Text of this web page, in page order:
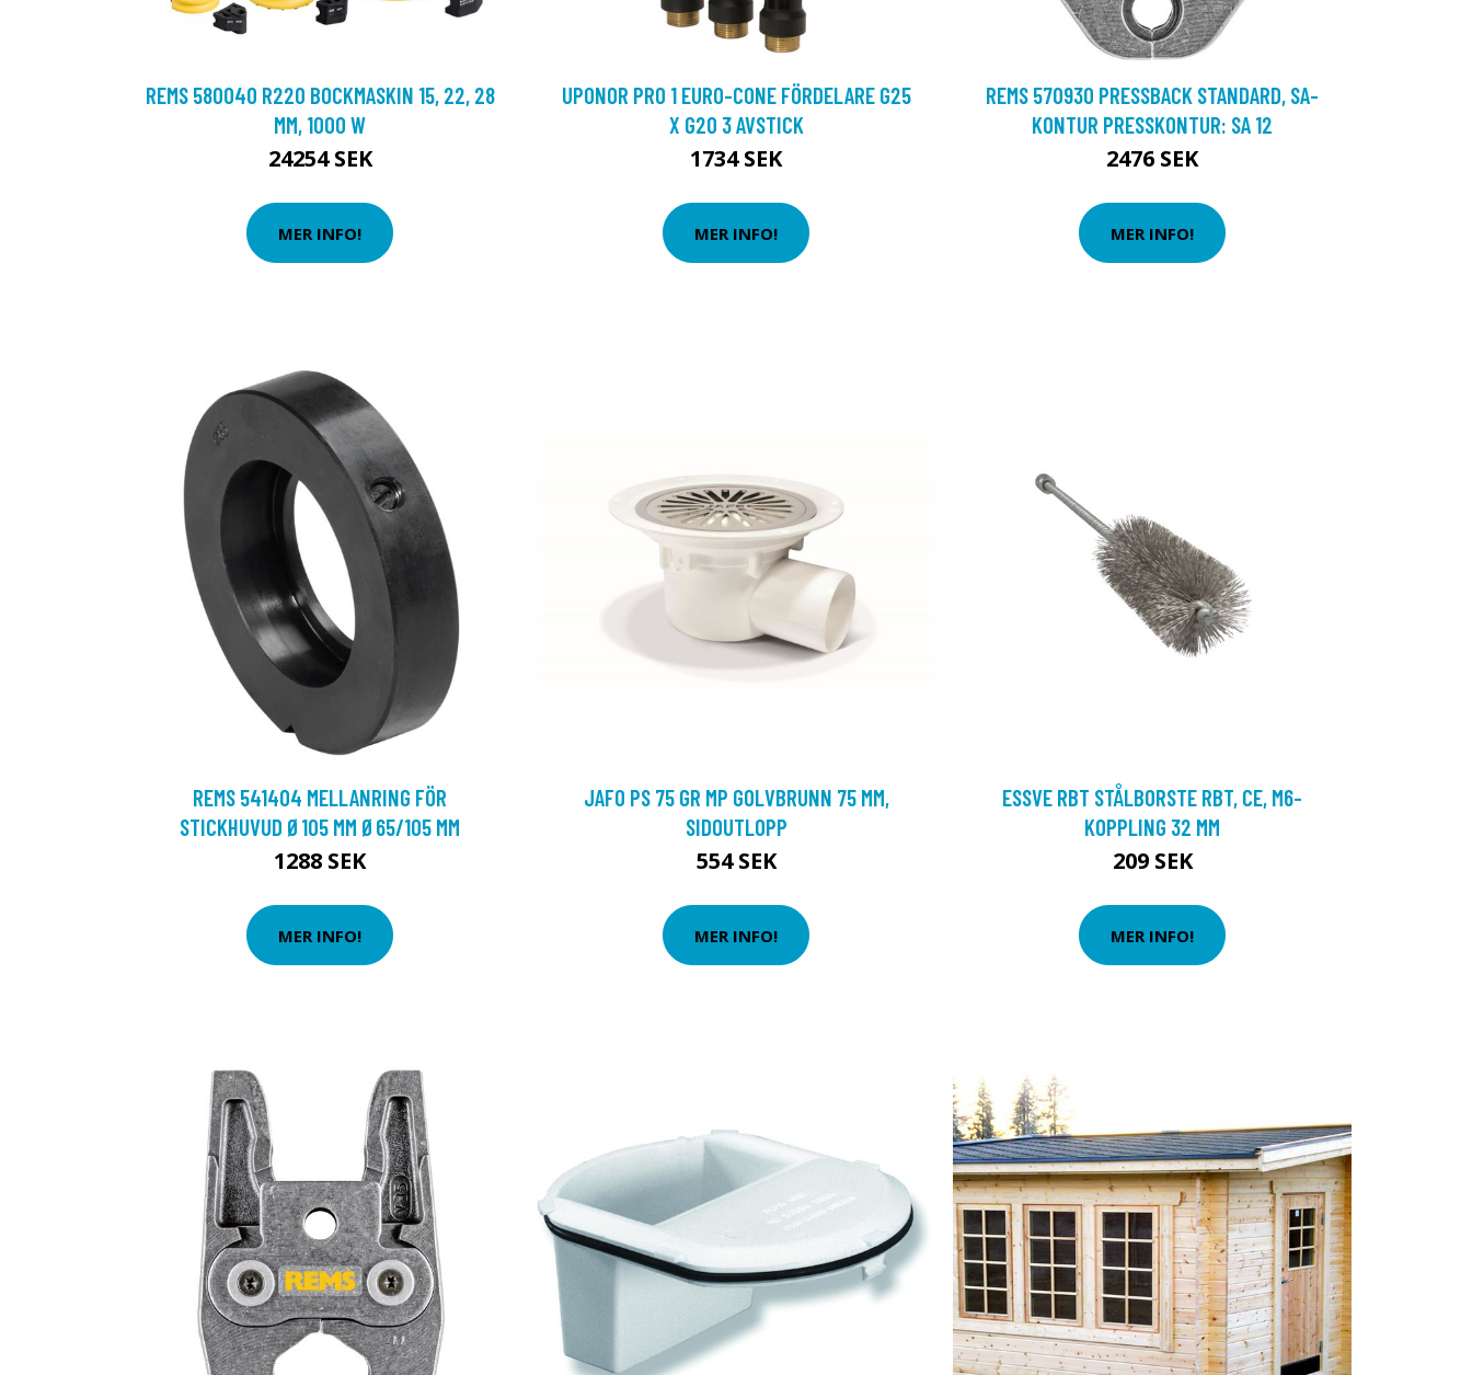
REMS 580040 R220 BOCKMASKIN 15, 22, 28
MM, 1000 W
24254 SEK
MER INFO!
UPONOR PRO 1 EURO-CONE FÖRDELARE G25
X G20 3 AVSTICK
1734 SEK
MER INFO!
REMS 570930 PRESSBACK STANDARD, SA-
KONTUR PRESSKONTUR: SA 12
2476 SEK
MER INFO!
REMS 541404 MELLANRING FÖR
STICKHUVUD Ø105 MM Ø65/105 MM
1288 SEK
MER INFO!
JAFO PS 75 GR MP GOLVBRUNN 75 MM,
SIDOUTLOPP
554 SEK
MER INFO!
ESSVE RBT STÅLBORSTE RBT, CE, M6-
KOPPLING 32 MM
209 SEK
MER INFO!